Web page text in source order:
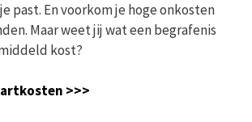
past. En voorkom je hoge onkosten
Maar weet jij wat een begrafenis
kost?
>>>